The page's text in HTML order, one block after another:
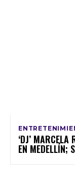
‘DJ’
EN MEDELLÍN;